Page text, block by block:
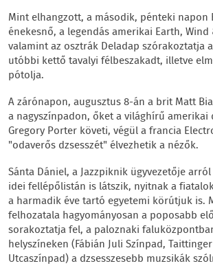
Mint elhangzott, a második, pénteki napon
énekesnő, a legendás amerikai Earth, Wind
valamint az osztrák Deladap szórakoztatja
utóbbi kettő tavalyi félbeszakadt, illetve
pótolja.
A zárónapon, augusztus 8-án a brit Matt
a nagyszínpadon, őket a világhírű amerikai
Gregory Porter követi, végül a francia
"odaverős dzsesszét" élvezhetik a nézők.
Sánta Dániel, a Jazzpiknik ügyvezetője
idei fellépőlistán is látszik, nyitnak a
a harmadik éve tartó egyetemi körútjuk is.
felhozatala hagyományosan a poposabb
sorakoztatja fel, a paloznaki
helyszíneken (Fábián Juli Színpad,
Utcaszínpad) a dzsesszesebb muzsikák